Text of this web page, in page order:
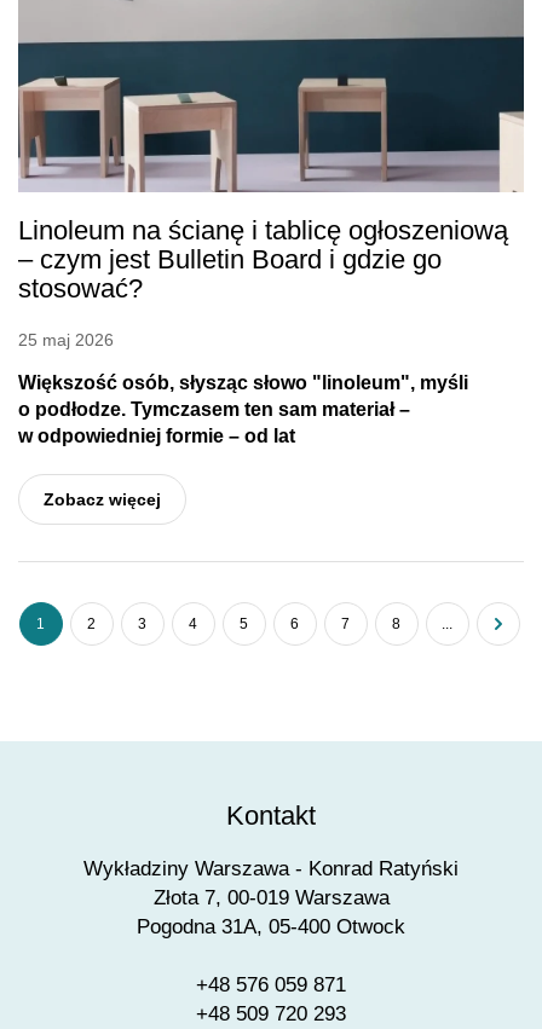
Linoleum na ścianę i tablicę ogłoszeniową
– czym jest Bulletin Board i gdzie go
stosować?
25 maj 2026
Większość osób, słysząc słowo "linoleum", myśli
o podłodze. Tymczasem ten sam materiał –
w odpowiedniej formie – od lat
Zobacz więcej
1 2 3 4 5 6 7 8 ...
Kontakt
Wykładziny Warszawa - Konrad Ratyński
Złota 7, 00-019 Warszawa
Pogodna 31A, 05-400 Otwock
+48 576 059 871
+48 509 720 293